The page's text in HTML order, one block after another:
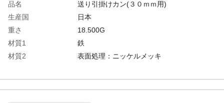
品名
送り引掛けカン(３０ｍｍ用)
生産国
日本
重さ
18.500G
材質1
鉄
材質2
表面処理：ニッケルメッキ